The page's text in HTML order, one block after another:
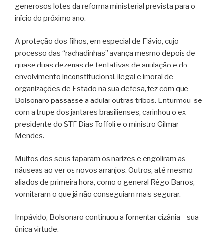
generosos lotes da reforma ministerial prevista para o
início do próximo ano.
A proteção dos filhos, em especial de Flávio, cujo
processo das “rachadinhas” avança mesmo depois de
quase duas dezenas de tentativas de anulação e do
envolvimento inconstitucional, ilegal e imoral de
organizações de Estado na sua defesa, fez com que
Bolsonaro passasse a adular outras tribos. Enturmou-se
com a trupe dos jantares brasilienses, carinhou o ex-
presidente do STF Dias Toffoli e o ministro Gilmar
Mendes.
Muitos dos seus taparam os narizes e engoliram as
náuseas ao ver os novos arranjos. Outros, até mesmo
aliados de primeira hora, como o general Rêgo Barros,
vomitaram o que já não conseguiam mais segurar.
Impávido, Bolsonaro continuou a fomentar cizânia – sua
única virtude.